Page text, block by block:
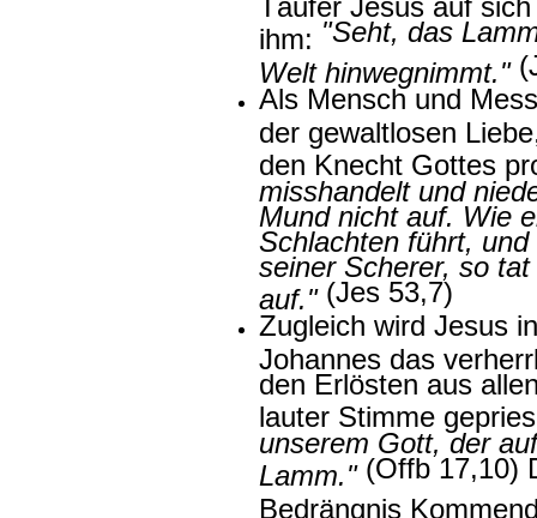
ihm: "Seht, das
Welt hinwegnimmt."
Als Mensch und
der gewaltlosen
den Knecht Gottes
misshandelt und
Mund nicht auf. Wie
Schlachten führt,
seiner Scherer, so
auf."(Jes 53,7)
Zugleich wird Jesus
Johannes das
den Erlösten aus
lauter Stimme
unserem Gott, der
Lamm."(Offb 17,10)
Bedrängnis